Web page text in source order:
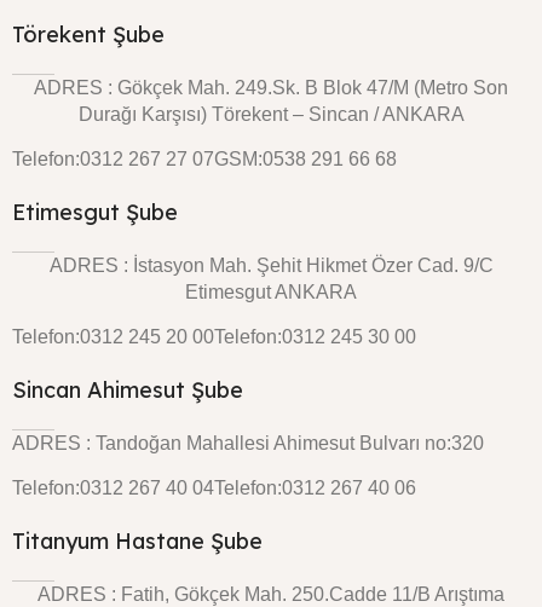
Törekent Şube
ADRES : Gökçek Mah. 249.Sk. B Blok 47/M (Metro Son
Durağı Karşısı) Törekent – Sincan / ANKARA
Telefon:0312 267 27 07GSM:0538 291 66 68
Etimesgut Şube
ADRES : İstasyon Mah. Şehit Hikmet Özer Cad. 9/C
Etimesgut ANKARA
Telefon:0312 245 20 00Telefon:0312 245 30 00
Sincan Ahimesut Şube
ADRES : Tandoğan Mahallesi Ahimesut Bulvarı no:320
Telefon:0312 267 40 04Telefon:0312 267 40 06
Titanyum Hastane Şube
ADRES : Fatih, Gökçek Mah. 250.Cadde 11/B Arıştıma